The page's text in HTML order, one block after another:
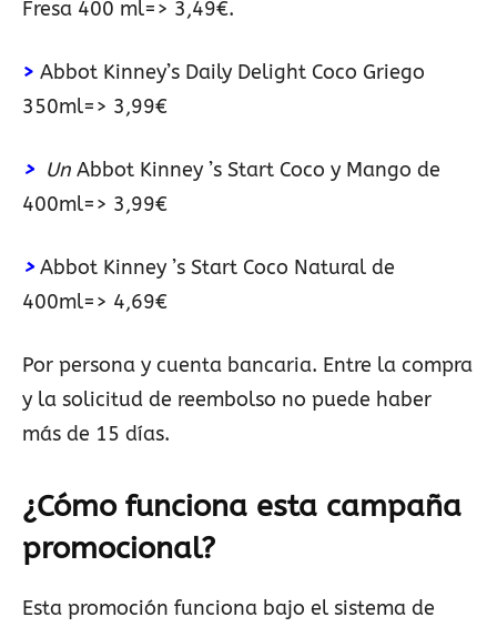
Fresa 400 ml=> 3,49€.
> Abbot Kinney’s Daily Delight Coco Griego
350ml=> 3,99€
> Un Abbot Kinney ’s Start Coco y Mango de
400ml=> 3,99€
> Abbot Kinney ’s Start Coco Natural de
400ml=> 4,69€
Por persona y cuenta bancaria. Entre la compra
y la solicitud de reembolso no puede haber
más de 15 días.
¿Cómo funciona esta campaña
promocional?
Esta promoción funciona bajo el sistema de